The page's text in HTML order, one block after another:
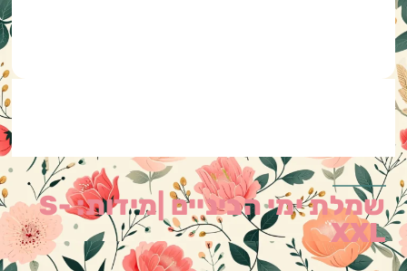
שמלת ימי הביניים |מידות: S-
XXL